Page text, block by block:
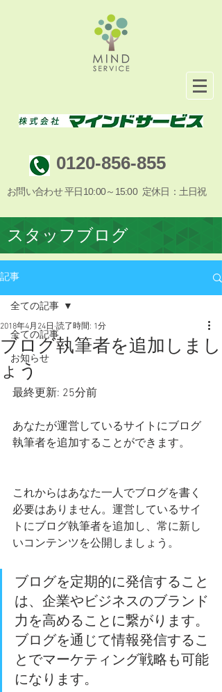
0120-856-855
お問い合わせ 平日10:00～15:00 定休日：土日祝
スタッフブログ
記事
全ての記事
お知らせ
全ての記事
ブログ執筆者を追加しまし
ょう
2018年4月24日 読了時間: 1分
最終更新: 25分前
あなたが運営しているサイトにブログ
執筆者を追加することができます。
これからはあなた一人でブログを書く
必要はありません。運営しているサイ
トにブログ執筆者を追加し、常に新し
いコンテンツを公開しましょう。
ブログを定期的に発信すること
は、企業やビジネスのブランド
力を高めることに繋がります。
ブログを通じて情報発信するこ
とでマーケティング戦略も可能
になります。